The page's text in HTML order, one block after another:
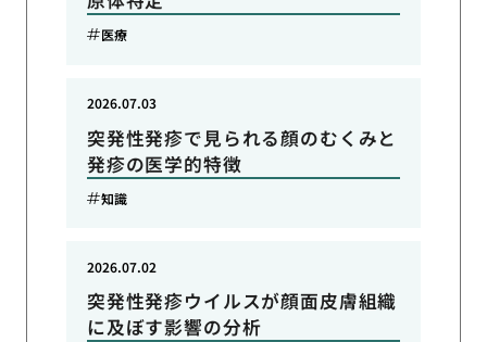
医療
突発性発疹で見られる顔のむくみと
発疹の医学的特徴
2026.07.03
知識
突発性発疹ウイルスが顔面皮膚組織
に及ぼす影響の分析
2026.07.02